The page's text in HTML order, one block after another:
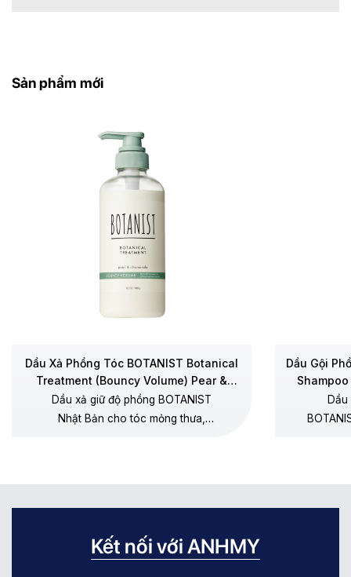
– Dễ sử dụng, tiết kiệm thời gian, phù hợp cho cả
Sản phẩm mới
Dầu Xả Phồng Tóc BOTANIST Botanical
Treatment (Bouncy Volume) Pear &
Chamomile
Dầu xả giữ độ phồng BOTANIST
Nhật Bản cho tóc mỏng thưa,
Dầu Gội
Kết nối với ANHMY